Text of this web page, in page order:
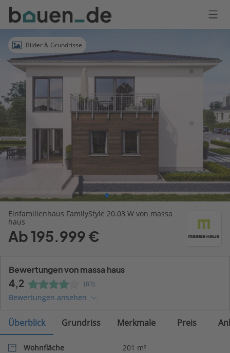
Bauen
Logo
AnmeldenBilder & Grundrisse
Einfamilienhaus FamilyStyle 20.03 W von massa
haus
Ab 195.999 €
Bewertungen von massa haus
4,2 (83)
Bewertungen ansehen
Überblick Grundriss Merkmale Preis
Wohnfläche
201 m²